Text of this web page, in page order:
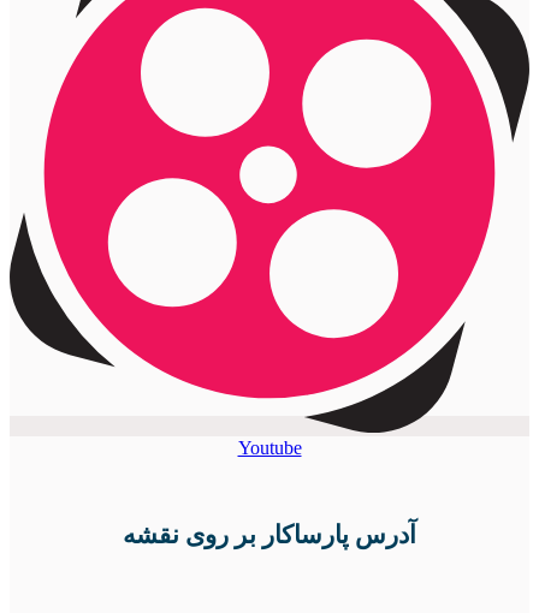
Youtube
آدرس پارساکار بر روی نقشه